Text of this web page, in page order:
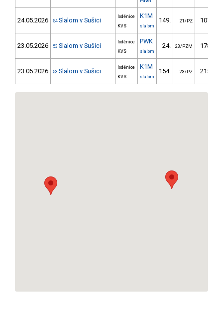
24.05.2026 54 Slalom v Sušici
loděnice
KVS
K1M
slalom
149. 21/PZ 101.47
23.05.2026 53 Slalom v Sušici
loděnice
KVS
PWK
slalom
24. 23/PZM 178.01
23.05.2026 53 Slalom v Sušici
loděnice
KVS
K1M
slalom
154. 23/PZ 215.79